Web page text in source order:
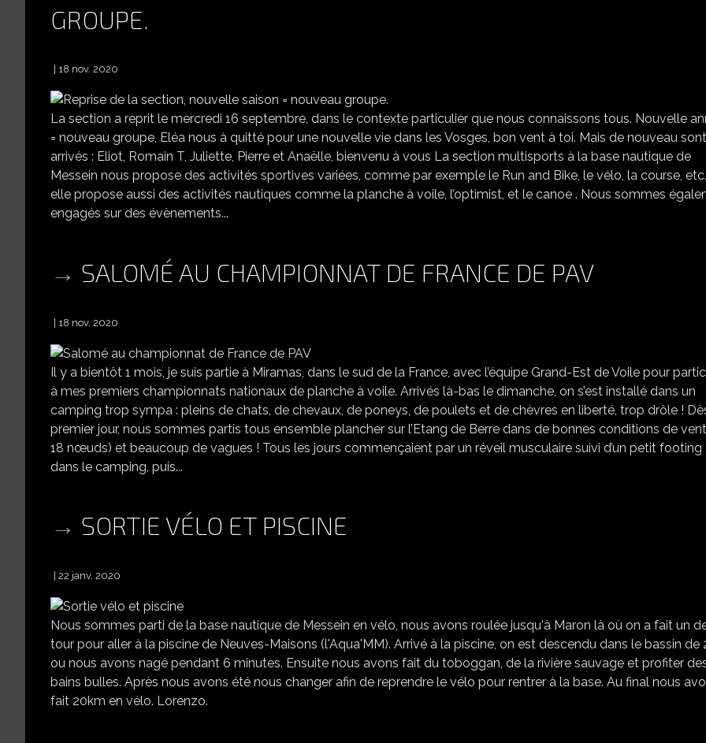
GROUPE.
18 nov. 2020
La section a reprit le mercredi 16 septembre, dans le contexte particulier que nous connaissons tous. Nouvelle
= nouveau groupe, Eléa nous à quitté pour une nouvelle vie dans les Vosges, bon vent à toi. Mais de nouveau sont
arrivés : Eliot, Romain T, Juliette, Pierre et Anaëlle, bienvenu à vous La section multisports à la base nautique de
Messein nous propose des activités sportives variées, comme par exemple le Run and Bike, le vélo, la course,
elle propose aussi des activités nautiques comme la planche à voile, l’optimist, et le canoe . Nous sommes
engagés sur des évènements...
SALOMÉ AU CHAMPIONNAT DE FRANCE DE PAV
18 nov. 2020
Il y a bientôt 1 mois, je suis partie à Miramas, dans le sud de la France, avec l’équipe Grand-Est de Voile pour
à mes premiers championnats nationaux de planche à voile. Arrivés là-bas le dimanche, on s’est installé dans un
camping trop sympa : pleins de chats, de chevaux, de poneys, de poulets et de chèvres en liberté, trop drôle !
premier jour, nous sommes partis tous ensemble plancher sur l’Etang de Berre dans de bonnes conditions de
18 nœuds) et beaucoup de vagues ! Tous les jours commençaient par un réveil musculaire suivi d’un petit footing
dans le camping, puis...
SORTIE VÉLO ET PISCINE
22 janv. 2020
Nous sommes parti de la base nautique de Messein en vélo, nous avons roulée jusqu'à Maron là où on a fait un
tour pour aller à la piscine de Neuves-Maisons (l'Aqua'MM). Arrivé à la piscine, on est descendu dans le bassin de
ou nous avons nagé pendant 6 minutes. Ensuite nous avons fait du toboggan, de la rivière sauvage et profiter
bains bulles. Après nous avons été nous changer afin de reprendre le vélo pour rentrer à la base. Au final nous
fait 20km en vélo. Lorenzo.